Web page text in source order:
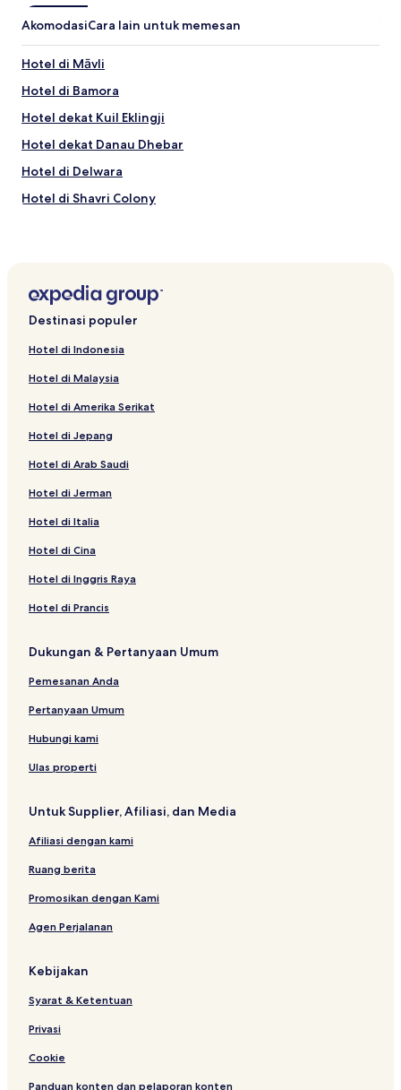
AkomodasiCara lain untuk memesan
Hotel di Māvli
Hotel di Bamora
Hotel dekat Kuil Eklingji
Hotel dekat Danau Dhebar
Hotel di Delwara
Hotel di Shavri Colony
Hotel dengan Kolam Renang di Dabok
Hotel dekat Danau Swaroop Sagar
Hotel di Sarada
Hotel di Nathdwara
Hotel dekat Statue of Belief
Hotel di Kapasan
Hotel di Rajsamand
Hotel di Lakāwās
Hotel dengan Tempat Parkir di Distrik Udaipur
Hotel di Gogunda
Destinasi populer
Hotel di Indonesia
Hotel di Malaysia
Hotel di Amerika Serikat
Hotel di Jepang
Hotel di Arab Saudi
Hotel di Jerman
Hotel di Italia
Hotel di Cina
Hotel di Inggris Raya
Hotel di Prancis
Dukungan & Pertanyaan Umum
Pemesanan Anda
Pertanyaan Umum
Hubungi kami
Ulas properti
Untuk Supplier, Afiliasi, dan Media
Afiliasi dengan kami
Ruang berita
Promosikan dengan Kami
Agen Perjalanan
Kebijakan
Syarat & Ketentuan
Privasi
Cookie
Panduan konten dan pelaporan konten